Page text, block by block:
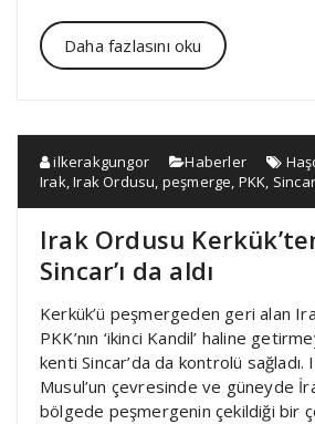
Daha fazlasını oku
ilkerakgungor Haberler
Irak,Irak Ordusu, peşmerge, PKK, Sincar
Irak Ordusu
Sincar’ı da aldı
Kerkük’ü peşmergeden geri alan
PKK’nın ‘ikinci Kandil’ haline
kenti Sincar’da da kontrolü sağladı.
Musul’un çevresinde ve güneyde
bölgede peşmergenin çekildiği bir